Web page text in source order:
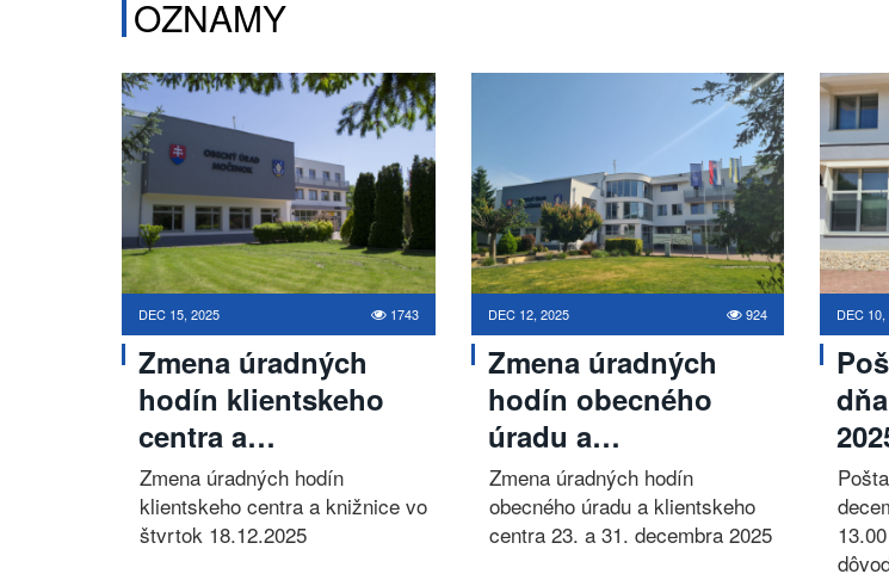
OZNAMY
DEC 15, 2025 1743
Zmena úradných
hodín klientskeho
centra a…
Zmena úradných hodín
klientskeho centra a knižnice vo
štvrtok 18.12.2025
DEC 12, 2025 924
Zmena úradných
hodín obecného
úradu a…
Zmena úradných hodín
obecného úradu a klientskeho
centra 23. a 31. decembra 2025
DEC